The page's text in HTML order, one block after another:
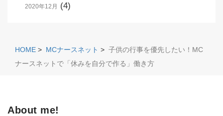
2020年12月 (4)
HOME > MCナースネット > 子供の行事を優先したい！MC
ナースネットで「休みを自分で作る」働き方
About me!